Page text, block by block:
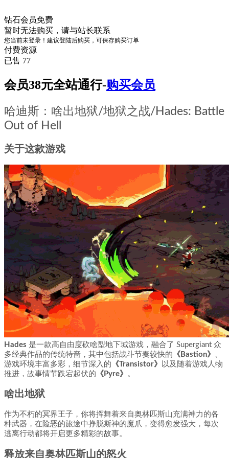
钻石会员免费
暂时无法购买，请与站长联系
您当前未登录！建议登陆后购买，可保存购买订单
付费资源
已售 77
会员38元全站通行-购买会员
哈迪斯：啥出地狱/地狱之战/Hades: Battle
Out of Hell
关于这款游戏
Hades 是一款高自由度砍啥型地下城游戏，融合了 Supergiant 众
多经典作品的传统特啬，其中包括战斗节奏较快的 《Bastion》
游戏环境丰富多彩，细节深入的 《Transistor》
以及随着游戏人物
推进，故事情节跌宕起伏的 《Pyre》 。
啥出地狱
作为不朽的冥界王子，你将挥舞着来自奥林匹斯山充满神力的各
种武器，在险恶的旅途中挣脱斯神的魔爪，变得愈发强大，每次
逃离行动都将开启更多精彩的故事。
释放来自奥林匹斯山的怒火